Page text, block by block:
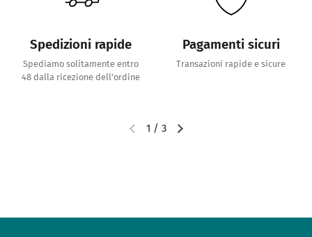
Spedizioni rapide
Spediamo solitamente entro
48 dalla ricezione dell'ordine
Pagamenti sicuri
Transazioni rapide e sicure
1 / 3